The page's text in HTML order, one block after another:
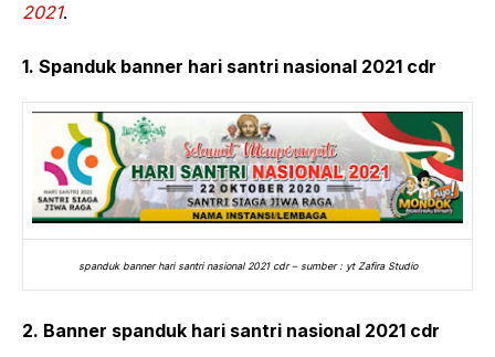
2021.
1. Spanduk banner hari santri nasional 2021 cdr
spanduk banner hari santri nasional 2021 cdr – sumber : yt Zafira Studio
2. Banner spanduk hari santri nasional 2021 cdr